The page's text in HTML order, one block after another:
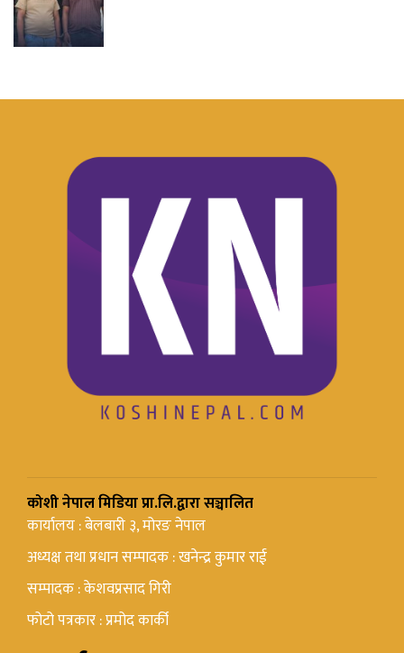
कोशी नेपाल मिडिया प्रा.लि.द्वारा सञ्चालित
कार्यालय : बेलबारी ३, मोरङ नेपाल
अध्यक्ष तथा प्रधान सम्पादक : खनेन्द्र कुमार राई
सम्पादक : केशवप्रसाद गिरी
फोटो पत्रकार : प्रमोद कार्की